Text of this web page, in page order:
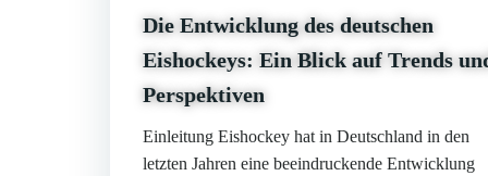
Die Entwicklung des deutschen
Eishockeys: Ein Blick auf Trends
Perspektiven
Einleitung Eishockey hat in Deutschland in den
letzten Jahren eine beeindruckende Entwicklung